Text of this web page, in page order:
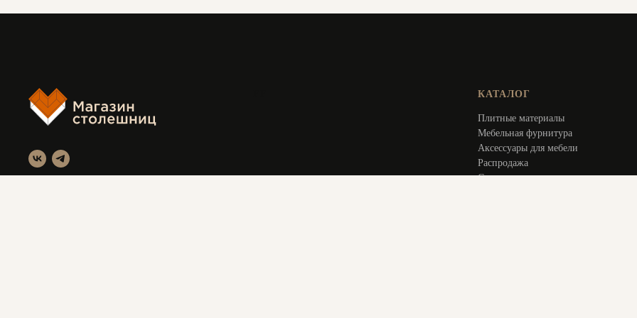
КАТАЛОГ
Плитные материалы
Мебельная фурнитура
Аксессуары для мебели
Распродажа
Специальное предложение